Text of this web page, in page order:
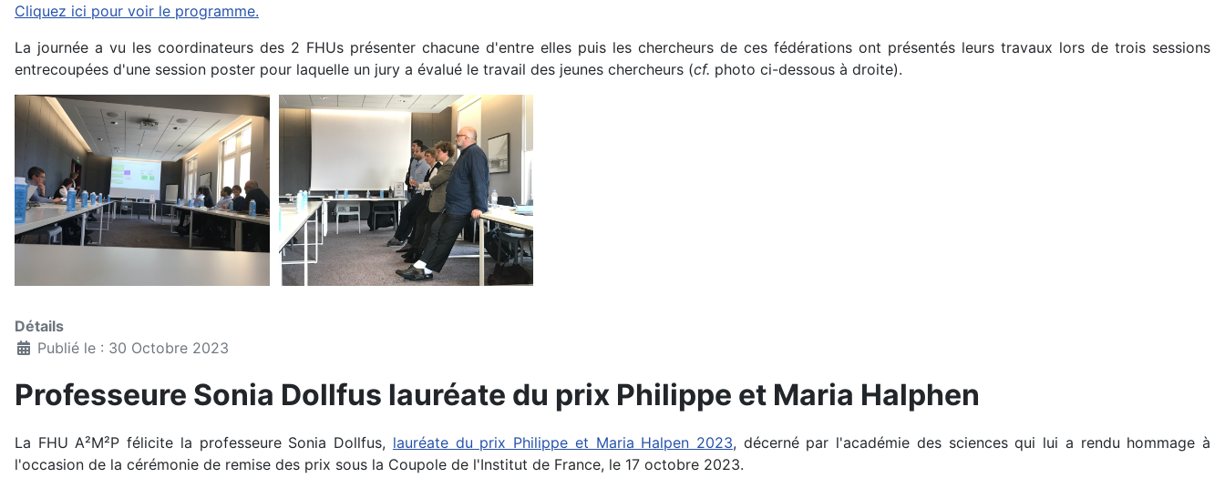
Cliquez ici pour voir le programme.
La journée a vu les coordinateurs des 2 FHUs présenter chacune d'entre elles puis les chercheurs de ces fédérations ont présentés leurs travaux lors de trois sessions
entrecoupées d'une session poster pour laquelle un jury a évalué le travail des jeunes chercheurs (cf. photo ci-dessous à droite).
Détails
Publié le : 30 Octobre 2023
Professeure Sonia Dollfus lauréate du prix Philippe et Maria Halphen
La FHU A²M²P félicite la professeure Sonia Dollfus, lauréate du prix Philippe et Maria Halpen 2023, décerné par l'académie des sciences qui lui a rendu hommage à
l'occasion de la cérémonie de remise des prix sous la Coupole de l'Institut de France, le 17 octobre 2023.